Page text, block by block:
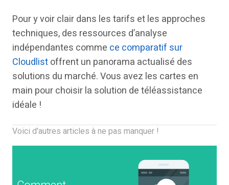
Pour y voir clair dans les tarifs et les approches
techniques, des ressources d’analyse
indépendantes comme ce comparatif sur
Cloudlistoffrent un panorama actualisé des
solutions du marché. Vous avez les cartes en
main pour choisir la solution de téléassistance
idéale !
Voici d'autres articles à ne pas manquer !